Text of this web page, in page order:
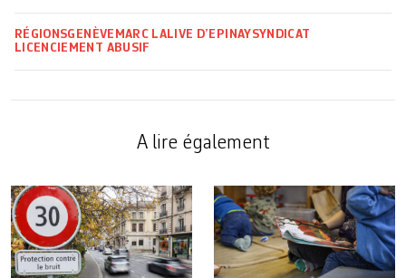
RÉGIONSGENÈVE MARC LALIVE D’EPINAYSYNDICAT
LICENCIEMENT ABUSIF
A lire également